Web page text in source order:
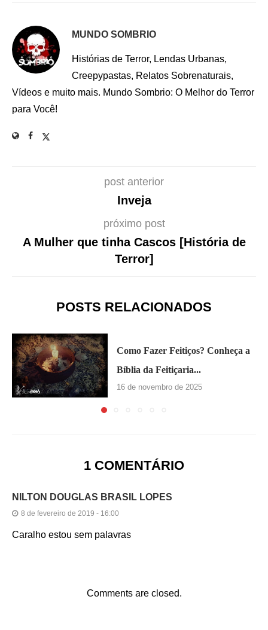
MUNDO SOMBRIO
Histórias de Terror, Lendas Urbanas,
Creepypastas, Relatos Sobrenaturais,
Vídeos e muito mais. Mundo Sombrio: O Melhor do Terror
para Você!
post anterior
Inveja
próximo post
A Mulher que tinha Cascos [História de
Terror]
POSTS RELACIONADOS
Como Fazer Feitiços? Conheça a
Bíblia da Feitiçaria...
16 de novembro de 2025
1 COMENTÁRIO
NILTON DOUGLAS BRASIL LOPES
8 de fevereiro de 2019 - 16:00
Caralho estou sem palavras
Comments are closed.